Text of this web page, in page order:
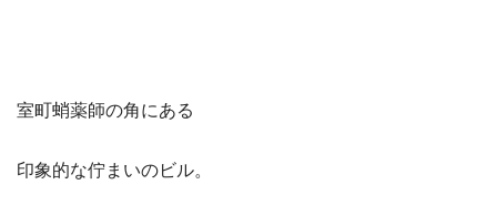
室町蛸薬師の角にある
印象的な佇まいのビル。